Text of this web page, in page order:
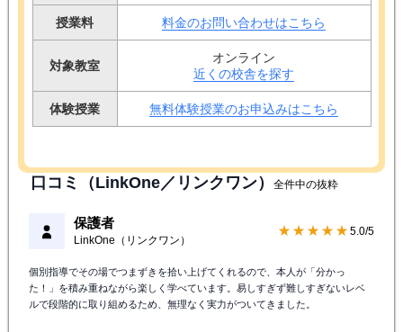
授業料 料金のお問い合わせはこちら
対象教室
オンライン
近くの校舎を探す
体験授業 無料体験授業のお申込みはこちら
口コミ（LinkOne／リンクワン） 全件中の抜粋
保護者
LinkOne（リンクワン）
★★★★★ 5.0/5
個別指導でその場でつまずきを拾い上げてくれるので、本人が「分かっ
た！」を積み重ねながら楽しく学べています。易しすぎず難しすぎないレベ
ルで段階的に取り組めるため、無理なく実力がついてきました。